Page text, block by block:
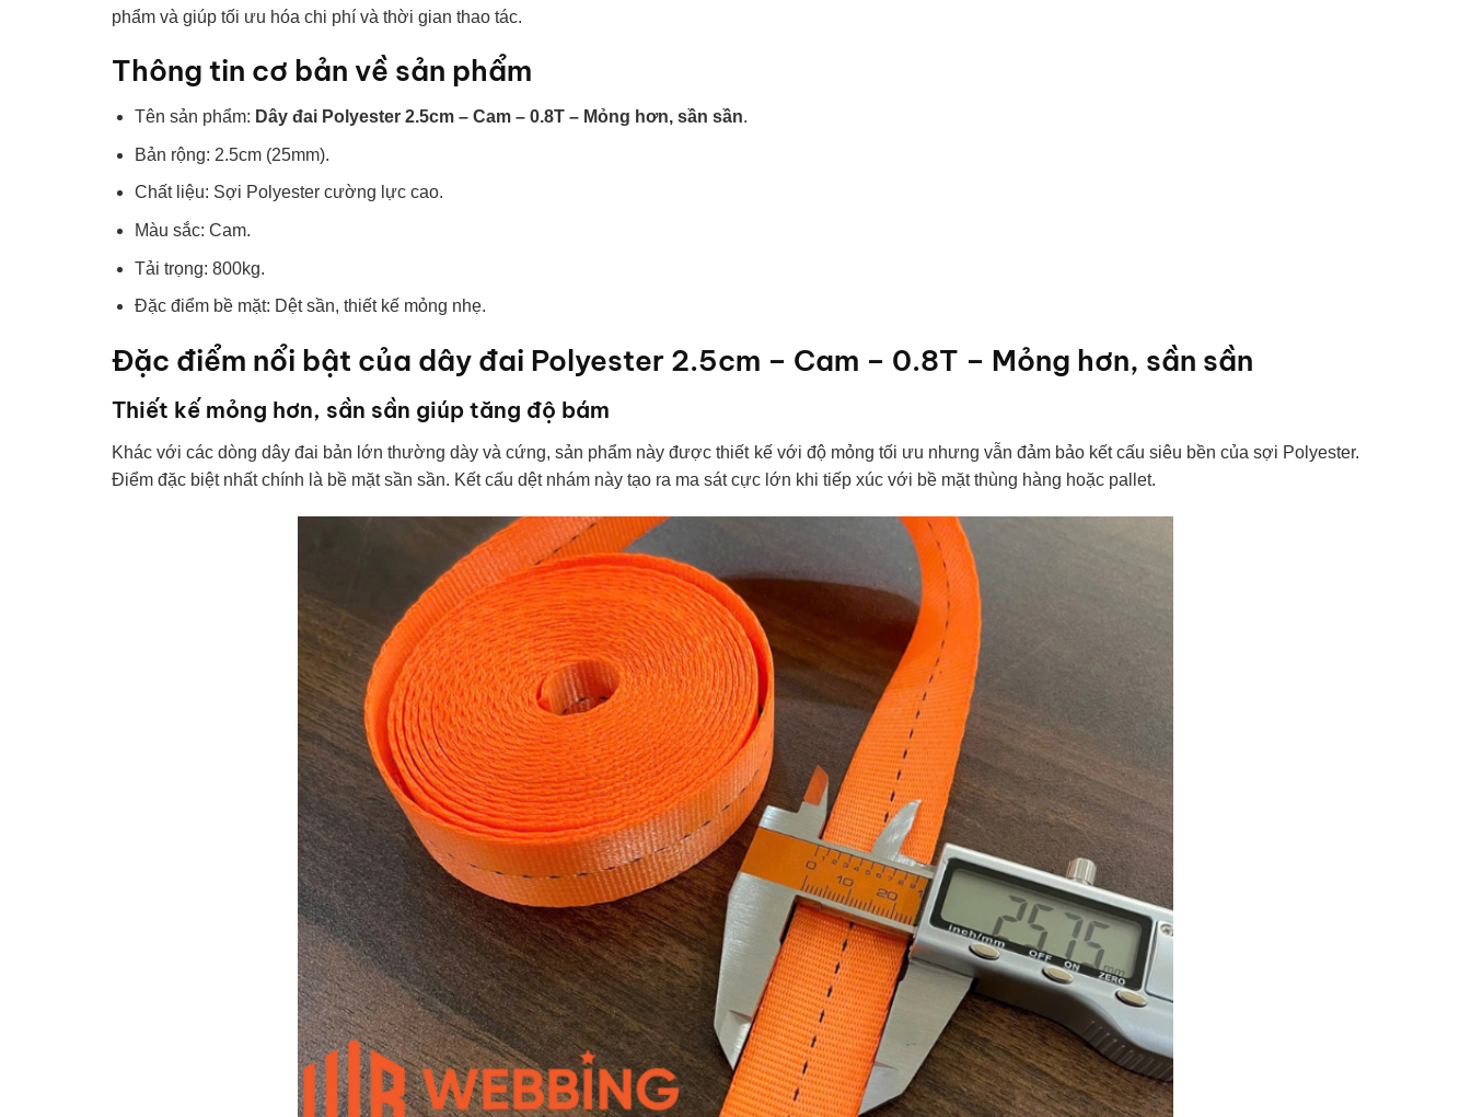
phẩm và giúp tối ưu hóa chi phí và thời gian thao tác.
Thông tin cơ bản về sản phẩm
Tên sản phẩm: Dây đai Polyester 2.5cm – Cam – 0.8T – Mỏng hơn, sần sần.
Bản rộng: 2.5cm (25mm).
Chất liệu: Sợi Polyester cường lực cao.
Màu sắc: Cam.
Tải trọng: 800kg.
Đặc điểm bề mặt: Dệt sần, thiết kế mỏng nhẹ.
Đặc điểm nổi bật của dây đai Polyester 2.5cm – Cam – 0.8T – Mỏng hơn, sần sần
Thiết kế mỏng hơn, sần sần giúp tăng độ bám
Khác với các dòng dây đai bản lớn thường dày và cứng, sản phẩm này được thiết kế với độ mỏng tối ưu nhưng vẫn đảm bảo kết cấu siêu bền của sợi Polyester.
Điểm đặc biệt nhất chính là bề mặt sần sần. Kết cấu dệt nhám này tạo ra ma sát cực lớn khi tiếp xúc với bề mặt thùng hàng hoặc pallet.